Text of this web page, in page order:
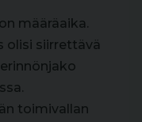
määräaika.
olisi siirrettävä
toimivallan